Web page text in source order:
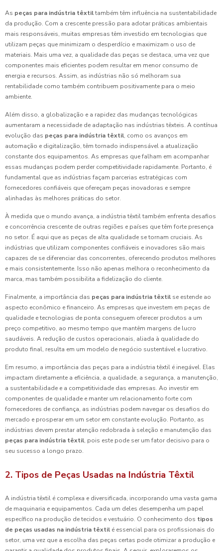
As peças para indústria têxtiltambém têm influência na sustentabilidade
da produção. Com a crescente pressão para adotar práticas ambientais
mais responsáveis, muitas empresas têm investido em tecnologias que
utilizam peças que minimizam o desperdício e maximizam o uso de
materiais. Mais uma vez, a qualidade das peças se destaca, uma vez que
componentes mais eficientes podem resultar em menor consumo de
energia e recursos. Assim, as indústrias não só melhoram sua
rentabilidade como também contribuem positivamente para o meio
ambiente.
Além disso, a globalização e a rapidez das mudanças tecnológicas
aumentaram a necessidade de adaptação nas indústrias têxteis. A contínua
evolução das peças para indústria têxtil, como os avanços em
automação e digitalização, têm tornado indispensável a atualização
constante dos equipamentos. As empresas que falham em acompanhar
essas mudanças podem perder competitividade rapidamente. Portanto, é
fundamental que as indústrias façam parcerias estratégicas com
fornecedores confiáveis que ofereçam peças inovadoras e sempre
alinhadas às melhores práticas do setor.
À medida que o mundo avança, a indústria têxtil também enfrenta desafios
e concorrência crescente de outras regiões e países que têm forte presença
no setor. É aqui que as peças de alta qualidade se tornam cruciais. As
indústrias que utilizam componentes confiáveis e inovadores são mais
capazes de se diferenciar das concorrentes, oferecendo produtos melhores
e mais consistentemente. Isso não apenas melhora o reconhecimento da
marca, mas também possibilita a fidelização do cliente.
Finalmente, a importância das peças para indústria têxtil se estende ao
aspecto econômico e financeiro. As empresas que investem em peças de
qualidade e tecnologias de ponta conseguem oferecer produtos a um
preço competitivo, ao mesmo tempo que mantêm margens de lucro
saudáveis. A redução de custos operacionais, aliada à qualidade do
produto final, resulta em um modelo de negócio sustentável e lucrativo.
Em resumo, a importância das peças para a indústria têxtil é inegável. Elas
impactam diretamente a eficiência, a qualidade, a segurança, a manutenção,
a sustentabilidade e a competitividade das empresas. Ao investir em
componentes de qualidade e manter um relacionamento forte com
fornecedores de confiança, as indústrias podem navegar os desafios do
mercado e prosperar em um setor em constante evolução. Portanto, as
indústrias devem prestar atenção redobrada à seleção e manutenção das
peças para indústria têxtil, pois este pode ser um fator decisivo para o
seu sucesso a longo prazo.
2. Tipos de Peças Usadas na Indústria Têxtil
A indústria têxtil é complexa e diversificada, incorporando uma vasta gama
de maquinaria e equipamentos. Cada um deles desempenha um papel
específico na produção de tecidos e vestuário. O conhecimento dos tipos
de peças usadas na indústria têxtil é essencial para os profissionais do
setor, uma vez que a escolha das peças certas pode otimizar a produção e